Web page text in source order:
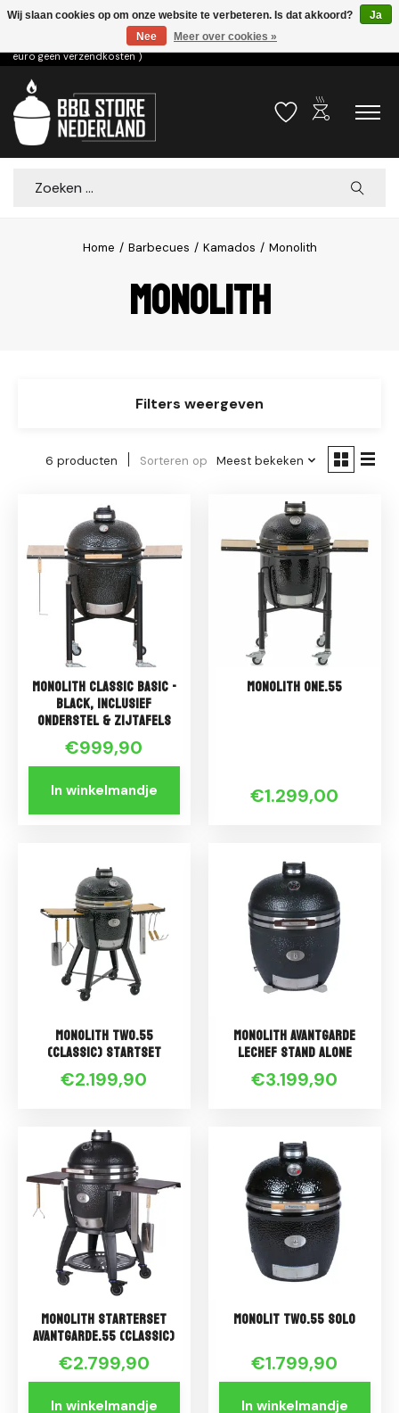
Voor 15.00u besteld dezelfde dag verzonden! ( 6,95 verzendkosten, vanaf 75
euro geen verzendkosten )
Verlanglijst
outdoor_grill
Zoeken
Home / Barbecues / Kamados / Monolith
Monolith
Filters weergeven
6 producten Sorteren op Meest bekeken
Monolith CLASSIC BASIC -
BLACK, inclusief
onderstel & zijtafels
€999,90
In winkelmandje
Monolith ONE.55
€1.299,00
Monolith TWO.55
(CLASSIC) Startset
€2.199,90
Monolith AVANTGARDE
LeCHEF Stand Alone
€3.199,90
Monolith Starterset
AVANTGARDE.55 (CLASSIC)
€2.799,90
In winkelmandje
Monolit TWO.55 solo
€1.799,90
In winkelmandje
Wij slaan cookies op om onze website te verbeteren. Is dat akkoord?
Ja
Nee
Meer over cookies »